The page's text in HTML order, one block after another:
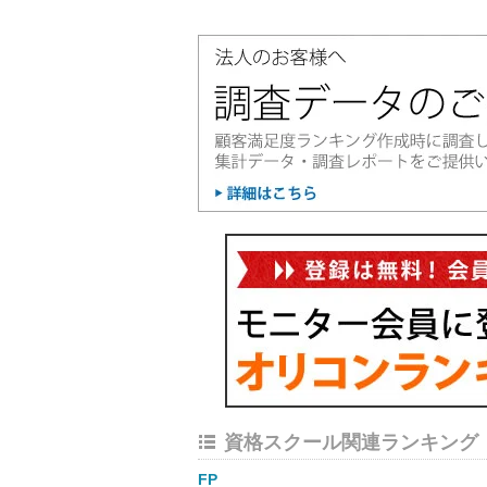
資格スクール関連ランキング
FP